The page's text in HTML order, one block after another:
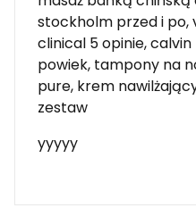
stockholm przed i po,
clinical 5 opinie,
powiek, tampony na
pure, krem
zestaw
yyyyy